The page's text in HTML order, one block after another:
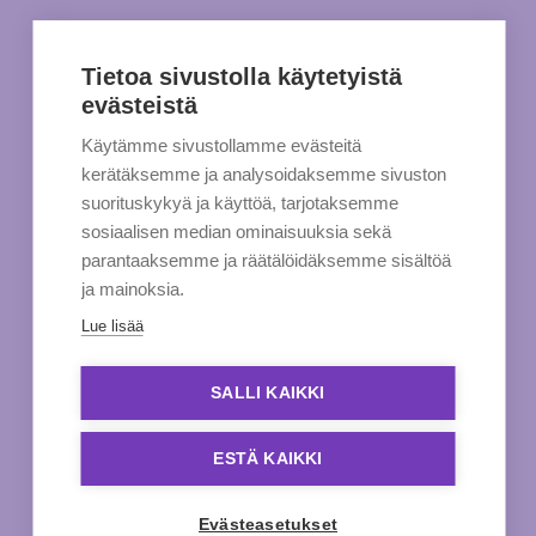
Tietoa sivustolla käytetyistä
evästeistä
Käytämme sivustollamme evästeitä
kerätäksemme ja analysoidaksemme sivuston
suorituskykyä ja käyttöä, tarjotaksemme
sosiaalisen median ominaisuuksia sekä
parantaaksemme ja räätälöidäksemme sisältöä
ja mainoksia.
Lue lisää
SALLI KAIKKI
ESTÄ KAIKKI
Evästeasetukset